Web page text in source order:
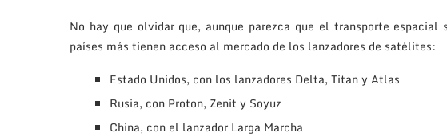
No hay que olvidar que, aunque parezca que el transporte
países más tienen acceso al mercado de los lanzadores de satélites:
Estado Unidos, con los lanzadores Delta, Titan y Atlas
Rusia, con Proton, Zenit y Soyuz
China, con el lanzador Larga Marcha